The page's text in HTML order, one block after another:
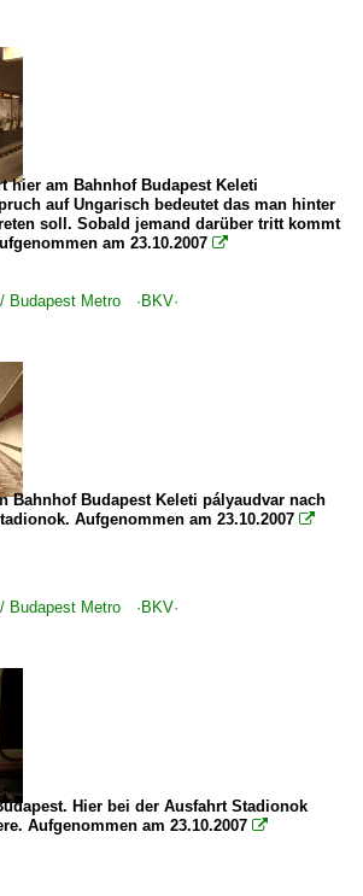
hier am Bahnhof Budapest Keleti
auf Ungarisch bedeutet das man hinter
soll. Sobald jemand darüber tritt kommt
am 23.10.2007 
Budapest Metro ·BKV·
Bahnhof Budapest Keleti pályaudvar nach
Aufgenommen am 23.10.2007 
Budapest Metro ·BKV·
Hier bei der Ausfahrt Stadionok
Aufgenommen am 23.10.2007 